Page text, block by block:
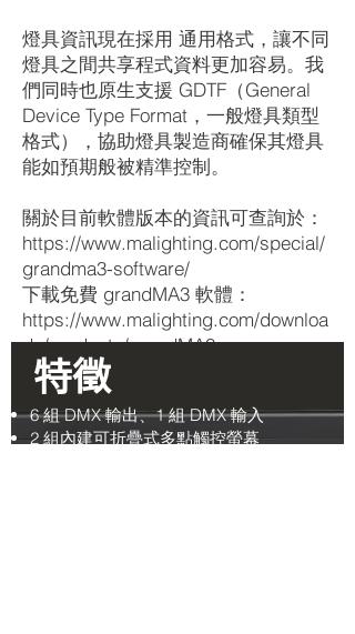
燈具資訊現在採用 通用格式，讓不同
燈具之間共享程式資料更加容易。我
們同時也原生支援 GDTF（General
Device Type Format，一般燈具類型
格式），協助燈具製造商確保其燈具
能如預期般被精準控制。
關於目前軟體版本的資訊可查詢於：
https://www.malighting.com/special/
grandma3-software/
下載免費 grandMA3 軟體：
https://www.malighting.com/downloa
ds/products/grandMA3
特徵
6 組 DMX 輸出、1 組 DMX 輸入
2 組內建可折疊式多點觸控螢幕